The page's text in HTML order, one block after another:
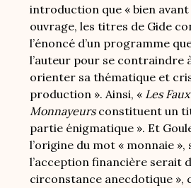
introduction que « bien
ouvrage, les titres de Gide
l’énoncé d’un programme
l’auteur pour se contraindre
orienter sa thématique et
production ». Ainsi, « Les
Monnayeursconstituent un
partie énigmatique ». Et
l’origine du mot « monnaie »,
l’acception financière serait
circonstance anecdotique »,